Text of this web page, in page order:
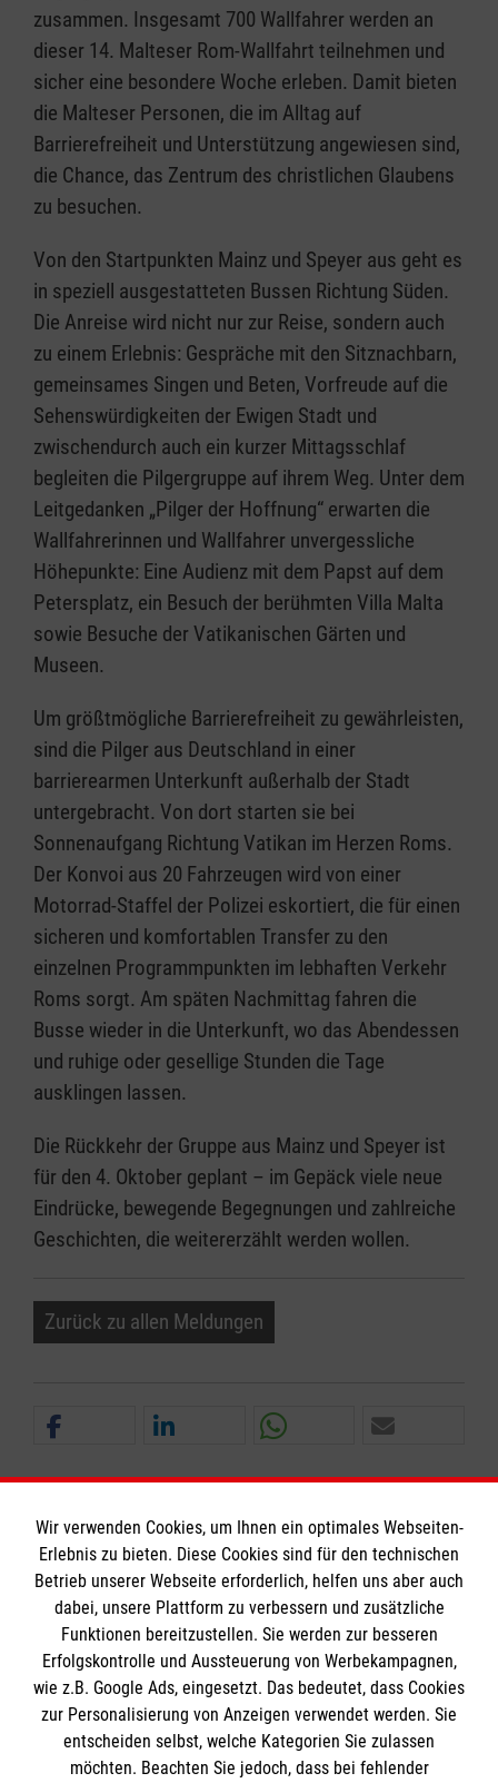
zusammen. Insgesamt 700 Wallfahrer werden an
dieser 14. Malteser Rom-Wallfahrt teilnehmen und
sicher eine besondere Woche erleben. Damit bieten
die Malteser Personen, die im Alltag auf
Barrierefreiheit und Unterstützung angewiesen sind,
die Chance, das Zentrum des christlichen Glaubens
zu besuchen.
Von den Startpunkten Mainz und Speyer aus geht es
in speziell ausgestatteten Bussen Richtung Süden.
Die Anreise wird nicht nur zur Reise, sondern auch
zu einem Erlebnis: Gespräche mit den Sitznachbarn,
gemeinsames Singen und Beten, Vorfreude auf die
Sehenswürdigkeiten der Ewigen Stadt und
zwischendurch auch ein kurzer Mittagsschlaf
begleiten die Pilgergruppe auf ihrem Weg. Unter dem
Leitgedanken „Pilger der Hoffnung“ erwarten die
Wallfahrerinnen und Wallfahrer unvergessliche
Höhepunkte: Eine Audienz mit dem Papst auf dem
Petersplatz, ein Besuch der berühmten Villa Malta
sowie Besuche der Vatikanischen Gärten und
Museen.
Um größtmögliche Barrierefreiheit zu gewährleisten,
sind die Pilger aus Deutschland in einer
barrierearmen Unterkunft außerhalb der Stadt
untergebracht. Von dort starten sie bei
Sonnenaufgang Richtung Vatikan im Herzen Roms.
Der Konvoi aus 20 Fahrzeugen wird von einer
Motorrad-Staffel der Polizei eskortiert, die für einen
sicheren und komfortablen Transfer zu den
einzelnen Programmpunkten im lebhaften Verkehr
Roms sorgt. Am späten Nachmittag fahren die
Busse wieder in die Unterkunft, wo das Abendessen
und ruhige oder gesellige Stunden die Tage
ausklingen lassen.
Die Rückkehr der Gruppe aus Mainz und Speyer ist
für den 4. Oktober geplant – im Gepäck viele neue
Eindrücke, bewegende Begegnungen und zahlreiche
Geschichten, die weitererzählt werden wollen.
Zurück zu allen Meldungen
Informationen
Impressum
Datenschutz
Barrierefreiheit
Kontakt
Die Malteser
Wir verwenden Cookies, um Ihnen ein optimales Webseiten-
Erlebnis zu bieten. Diese Cookies sind für den technischen
Betrieb unserer Webseite erforderlich, helfen uns aber auch
dabei, unsere Plattform zu verbessern und zusätzliche
Funktionen bereitzustellen. Sie werden zur besseren
Erfolgskontrolle und Aussteuerung von Werbekampagnen,
wie z.B. Google Ads, eingesetzt. Das bedeutet, dass Cookies
zur Personalisierung von Anzeigen verwendet werden. Sie
entscheiden selbst, welche Kategorien Sie zulassen
möchten. Beachten Sie jedoch, dass bei fehlender